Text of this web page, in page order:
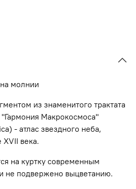
молнии
из знаменитого трактата
Макрокосмоса"
- атлас звездного неба,
века.
на куртку современным
не подвержено выцветанию.